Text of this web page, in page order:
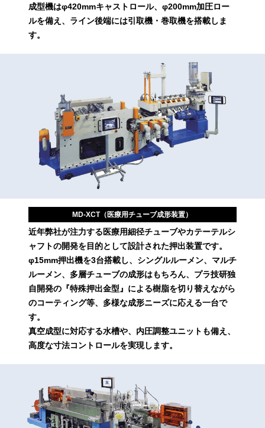
成型機はφ420mmキャストロール、φ200mm加圧ロー
ルを備え、ライン後端には引取機・巻取機を搭載しま
す。
MD-XCT（医療用チューブ成形装置）
近年弊社が注力する医療用細径チューブやカテーテルシ
ャフトの開発を目的として設計された押出装置です。
φ15mm押出機を3台搭載し、シングルルーメン、マルチ
ルーメン、多層チューブの成形はもちろん、プラ技研独
自開発の『特殊押出金型』による樹脂を切り替えながら
のコーティング等、多様な成形ニーズに応える一台で
す。
真空成型に対応する水槽や、内圧調整ユニットも備え、
高度な寸法コントロールを実現します。